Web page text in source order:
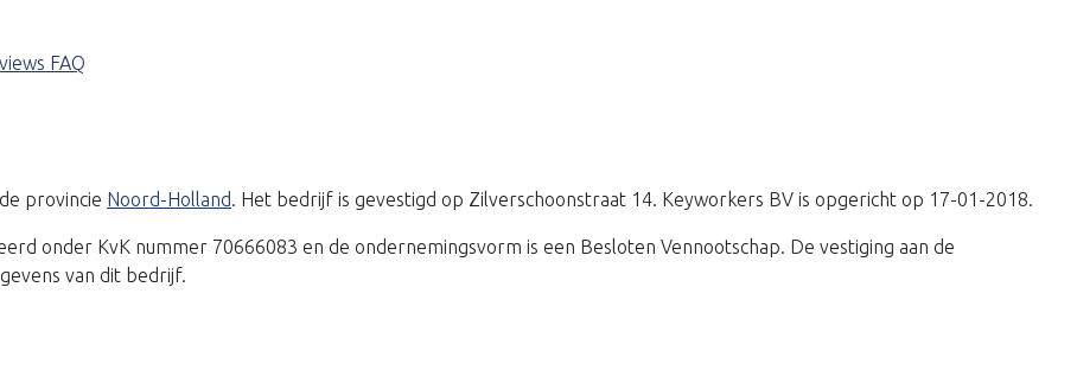
FAQ
provincie Noord-Holland. Het bedrijf is gevestigd op Zilverschoonstraat 14. Keyworkers BV is opgericht op 17-01-2018.
onder KvK nummer 70666083 en de ondernemingsvorm is een Besloten Vennootschap. De vestiging aan de
van dit bedrijf.